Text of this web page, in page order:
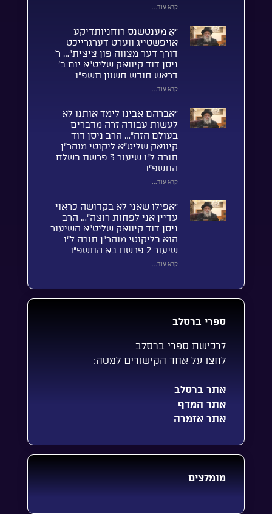
קרא עוד...
“אַ מענטשנס רוחניותדיקע
אויפֿשטייג ווערט דערגרייכט
דורך דער מצווה פֿון ציצית”… ר’
ניסן דוד קיוואק שליט”א יום ב’
דראש חודש חשוון תשפ”ו
קרא עוד...
“אברהם אבינו לימד אותנו לא
לעשות עבודה זרה מדברים
בעולם הזה”… הרב ניסן דוד
קיוואק שליט”א ליקוטי מוהר”ן
תורה ל”ו שיעור 3 פרשת בשלח
התשפ”ו
קרא עוד...
“אפילו שאני לא בקדושה כראוי
עדיין אני לפחות רוצה”… הרב
ניסן דוד קיוואק שליט”א השיעור
הוא בליקוטי מוהר”ן תורה ל”ו
שיעור 2 פרשת בא התשפ”ו
קרא עוד...
ספרי ברסלב
לרכישת ספרי ברסלב
לחצו על אחד הקישורים למטה:
אתר ברסלב
אתר המדף
אתר אזמרה
מומלצים